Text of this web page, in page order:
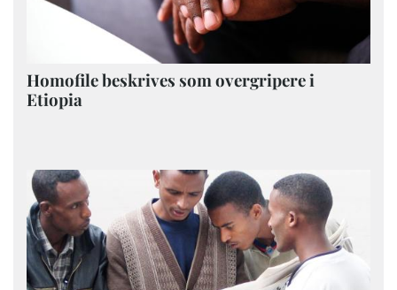
Homofile beskrives som overgripere i
Etiopia